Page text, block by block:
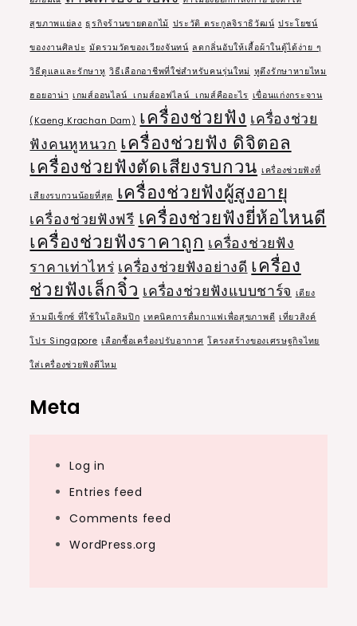
สุขภาพแย่ลง ธุรกิจร้านขายดอกไม้ ประวัติ ตระกูลจิราธิวัฒน์ ประโยชน์
ของงานศิลปะ มัดรวมวัดของเวียงจันทน์ ลดกลิ่นอับให้เสื้อผ้าในตู้ได้ง่าย ๆ
วิธีดูแลและรักษาหู วิธีเลือกอาชีพที่ใช่สำหรับคนรุ่นใหม่ หูตึงรักษาหายไหม
ฮอยอาน่า เกมส์ออนไลน์ เกมส์ออฟไลน์ เกมส์คืออะไร เขื่อนแก่งกระจาน
(Kaeng Krachan Dam) เครื่องช่วยฟัง เครื่องช่วย
ฟังคนหูหนวก เครื่องช่วยฟัง ดิจิตอล
เครื่องช่วยฟังตัดเสียงรบกวน เครื่องช่วยฟังที่
เสียงรบกวนน้อยที่สุด เครื่องช่วยฟังผู้สูงอายุ
เครื่องช่วยฟังฟรี เครื่องช่วยฟังยี่ห้อไหนดี
เครื่องช่วยฟังราคาถูก เครื่องช่วยฟัง
ราคาเท่าไหร่ เครื่องช่วยฟังอย่างดี เครื่อง
ช่วยฟังเล็กจิ๋ว เครื่องช่วยฟังแบบชาร์จ เตียง
ห้ามมีเซ็กซ์ ที่ใช้ในโอลิมปิก เทคนิคการดื่มกาแฟเพื่อสุขภาพดี เที่ยวสิงค์
โปร Singapore เลือกซื้อเครื่องปรับอากาศ โครงสร้างของเศรษฐกิจไทย
ใส่เครื่องช่วยฟังดีไหม
Meta
Log in
Entries feed
Comments feed
WordPress.org